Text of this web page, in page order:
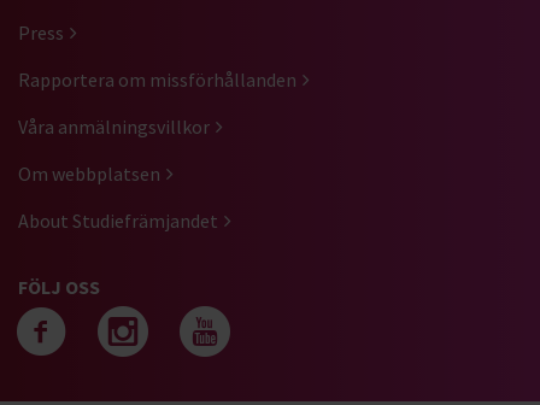
Press
Rapportera om missförhållanden
Våra anmälningsvillkor
Om webbplatsen
About Studiefrämjandet
FÖLJ OSS
Följ oss på facebook
Följ oss på
Följ oss på